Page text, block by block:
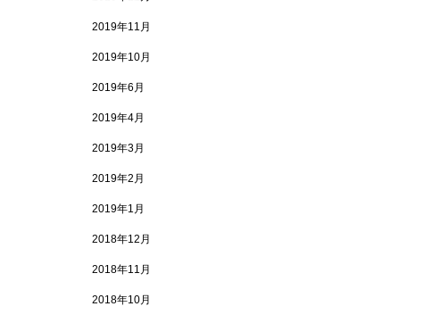
2019年11月
2019年10月
2019年6月
2019年4月
2019年3月
2019年2月
2019年1月
2018年12月
2018年11月
2018年10月